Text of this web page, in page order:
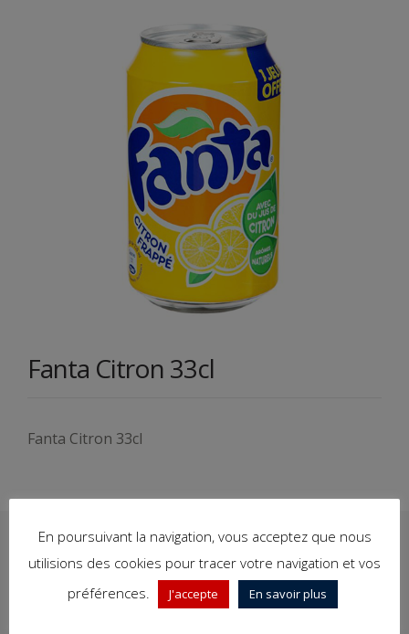
Fanta Citron 33cl
Fanta Citron 33cl
2,00€
Quantité
En poursuivant la navigation, vous acceptez que nous
utilisions des cookies pour tracer votre navigation et vos
préférences.
J'accepte En savoir plus